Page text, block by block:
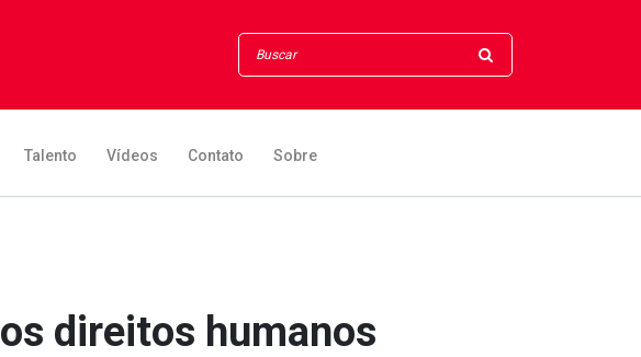
Talento Vídeos Contato Sobre
direitos humanos